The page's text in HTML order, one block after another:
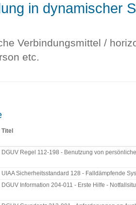
in dynamischer
Verbindungsmittel /
etc.
Titel
DGUV Regel 112-198 - Benutzung von
UIAA Sicherheitsstandard 128 - Falldämpfende
DGUV Information 204-011 - Erste Hilfe -